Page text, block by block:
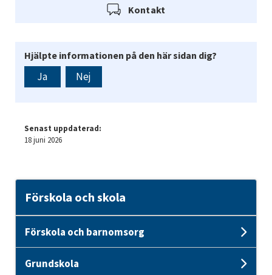
Kontakt
Hjälpte informationen på den här sidan dig?
Ja Nej
Senast uppdaterad:
18 juni 2026
Förskola och skola
Förskola och barnomsorg
Grundskola